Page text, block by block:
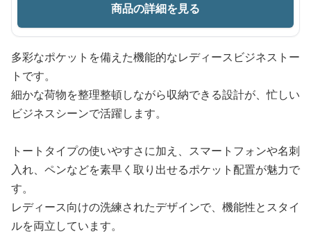
商品の詳細を見る
多彩なポケットを備えた機能的なレディースビジネストー
トです。
細かな荷物を整理整頓しながら収納できる設計が、忙しい
ビジネスシーンで活躍します。
トートタイプの使いやすさに加え、スマートフォンや名刺
入れ、ペンなどを素早く取り出せるポケット配置が魅力で
す。
レディース向けの洗練されたデザインで、機能性とスタイ
ルを両立しています。